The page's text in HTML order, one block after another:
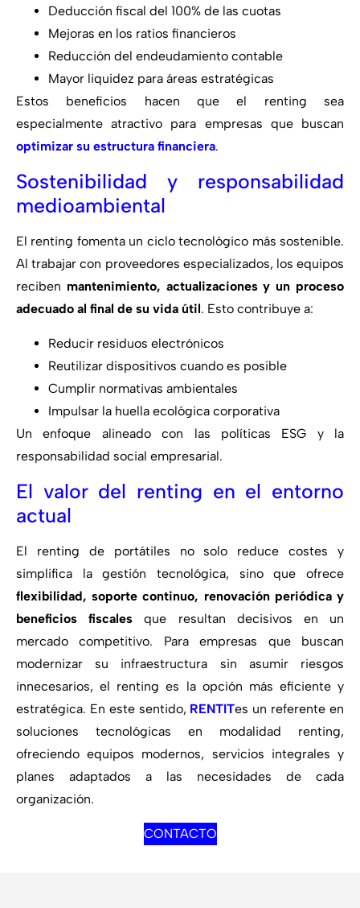
Deducción fiscal del 100% de las cuotas
Mejoras en los ratios financieros
Reducción del endeudamiento contable
Mayor liquidez para áreas estratégicas
Estos beneficios hacen que el renting sea
especialmente atractivo para empresas que buscan
optimizar su estructura financiera.
Sostenibilidad y responsabilidad
medioambiental
El renting fomenta un ciclo tecnológico más sostenible.
Al trabajar con proveedores especializados, los equipos
reciben mantenimiento, actualizaciones y un proceso
adecuado al final de su vida útil. Esto contribuye a:
Reducir residuos electrónicos
Reutilizar dispositivos cuando es posible
Cumplir normativas ambientales
Impulsar la huella ecológica corporativa
Un enfoque alineado con las políticas ESG y la
responsabilidad social empresarial.
El valor del renting en el entorno
actual
El renting de portátiles no solo reduce costes y
simplifica la gestión tecnológica, sino que ofrece
flexibilidad, soporte continuo, renovación periódica y
beneficios fiscales que resultan decisivos en un
mercado competitivo. Para empresas que buscan
modernizar su infraestructura sin asumir riesgos
innecesarios, el renting es la opción más eficiente y
estratégica. En este sentido, RENTITes un referente en
soluciones tecnológicas en modalidad renting,
ofreciendo equipos modernos, servicios integrales y
planes adaptados a las necesidades de cada
organización.
CONTACTO